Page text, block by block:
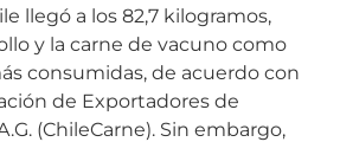
llegó a los 82,7 kilogramos,
y la carne de vacuno como
consumidas, de acuerdo con
de Exportadores de
(ChileCarne). Sin embargo,